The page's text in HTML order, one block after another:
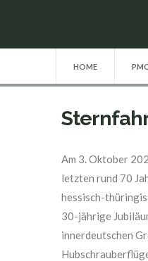
HOME
Am 3. Oktober
letzten rund 70
hessisch-
30-jährige
innerdeutschen